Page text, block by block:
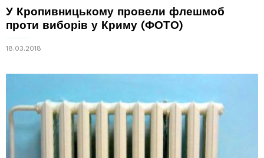
У Кропивницькому провели флешмоб
проти виборів у Криму (ФОТО)
18.03.2018